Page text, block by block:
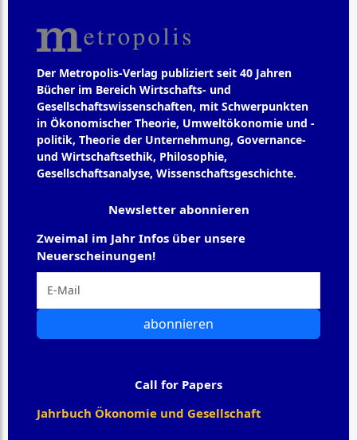
Der Metropolis-Verlag publiziert seit 40 Jahren
Bücher im Bereich Wirtschafts- und
Gesellschaftswissenschaften, mit Schwerpunkten
in Ökonomischer Theorie, Umweltökonomie und -
politik, Theorie der Unternehmung, Governance-
und Wirtschaftsethik, Philosophie,
Gesellschaftsanalyse, Wissenschaftsgeschichte.
Newsletter abonnieren
Zweimal im Jahr Infos über unsere
Neuerscheinungen!
abonnieren
Call for Papers
Jahrbuch Ökonomie und Gesellschaft